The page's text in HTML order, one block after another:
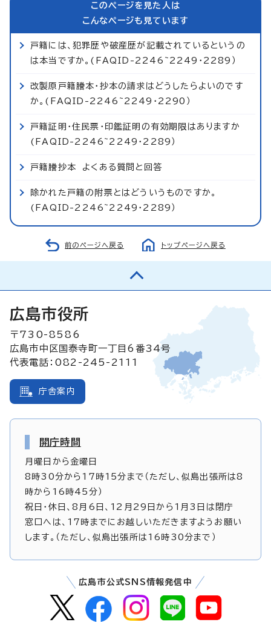
このページを見た人は
こんなページも見ています
戸籍には、犯罪歴や破産歴が記載されているというの
は本当ですか。(FAQID-2246~2249・2289）
改製原戸籍謄本・抄本の請求はどうしたらよいのです
か。(FAQID-2246~2249・2290）
戸籍証明・住民票・印鑑証明の有効期限はありますか
(FAQID-2246~2249・2289）
戸籍謄抄本 よくある質問と回答
除かれた戸籍の附票とはどういうものですか。
(FAQID-2246~2249・2289）
前のページへ戻る トップページへ戻る
広島市役所
〒730-8586
広島市中区国泰寺町一丁目6番34号
代表電話：082-245-2111
庁舎案内
開庁時間
月曜日から金曜日
8時30分から17時15分まで（ただし、似島出張所は8
時から16時45分）
祝日・休日、8月6日、12月29日から1月3日は閉庁
窓口へは、17時までにお越しいただきますようお願い
します。（ただし、似島出張所は16時30分まで）
広島市公式SNS情報発信中